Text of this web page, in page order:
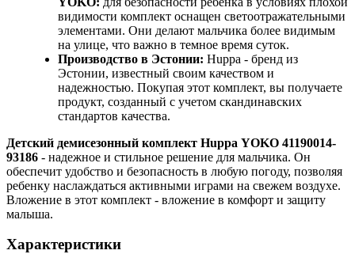
видимости комплект оснащен светоотражательными
элементами. Они делают мальчика более видимым
на улице, что важно в темное время суток.
Производство в Эстонии: Huppa - бренд из
Эстонии, известный своим качеством и
надежностью. Покупая этот комплект, вы получаете
продукт, созданный с учетом скандинавских
стандартов качества.
Детский демисезонный комплект Huppa YOKO 41190014-
93186 - надежное и стильное решение для мальчика. Он
обеспечит удобство и безопасность в любую погоду, позволяя
ребенку наслаждаться активными играми на свежем воздухе.
Вложение в этот комплект - вложение в комфорт и защиту
малыша.
Характеристики